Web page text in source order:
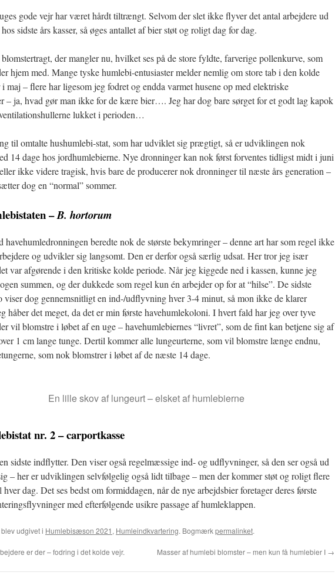
gode vejr har været hårdt tiltrængt. Selvom der slet ikke flyver det antal arbejdere ud
sidste års kasser, så øges antallet af bier støt og roligt dag for dag.
der mangler nu, hvilket ses på de store fyldte, farverige pollenkurve, som
hjem med. Mange tyske humlebi-entusiaster melder nemlig om store tab i den kolde
maj – flere har ligesom jeg fodret og endda varmet husene op med elektriske
– ja, hvad gør man ikke for de kære bier…. Jeg har dog bare sørget for et godt lag kapok
lukket i perioden…
til omtalte hushumlebi-stat, som har udviklet sig prægtigt, så er udviklingen nok
14 dage hos jordhumlebierne. Nye dronninger kan nok først forventes tidligst midt i juni
ikke videre tragisk, hvis bare de producerer nok dronninger til næste års generation –
dog en “normal” sommer.
–B. hortorum
havehumledronningen beredte nok de største bekymringer – denne art har som regel ikke
og udvikler sig langsomt. Den er derfor også særlig udsat. Her tror jeg især
var afgørende i den kritiske kolde periode. Når jeg kiggede ned i kassen, kunne jeg
summen, og der dukkede som regel kun én arbejder op for at “hilse”. De sidste
viser dog gennemsnitligt en ind-/udflyvning hver 3-4 minut, så mon ikke de klarer
håber det meget, da det er min første havehumlekoloni. I hvert fald har jeg over tyve
vil blomstre i løbet af en uge – havehumlebiernes “livret”, som de fint kan betjene sig af
1 cm lange tunge. Dertil kommer alle lungeurterne, som vil blomstre længe endnu,
som nok blomstrer i løbet af de næste 14 dage.
En lille skov af lungeurt – elsket af humlebierne
nr. 2 – carportkasse
sidste indflytter. Den viser også regelmæssige ind- og udflyvninger, så den ser også ud
– her er udviklingen selvfølgelig også lidt tilbage – men der kommer støt og roligt flere
hver dag. Det ses bedst om formiddagen, når de nye arbejdsbier foretager deres første
med efterfølgende usikre passage af humleklappen.
udgivet i Humlebisæson 2021 , Humleindkvartering. Bogmærkpermalinket.
er der – fodring i det kolde vejr. Masser af humlebi blomster – men kun få humlebier I →